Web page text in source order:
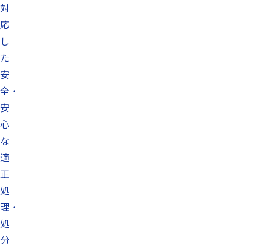
対
応
し
た
安
全・
安
心
な
適
正
処
理・
処
分